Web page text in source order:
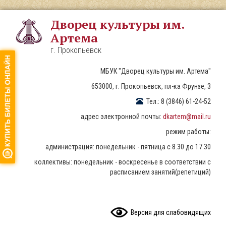
Перейти
основному
содержанию
Дворец культуры им.
Артема
г. Прокопьевск
МБУК "Дворец культуры им. Артема"
653000, г. Прокопьевск, пл-ка Фрунзе, 3
Тел.: 8 (3846) 61-24-52
адрес электронной почты: dkartem@mail.ru
режим работы:
администрация: понедельник - пятница с 8.30 до 17.30
коллективы: понедельник - воскресенье в соответствии с
расписанием занятий(репетиций)
Версия для слабовидящих